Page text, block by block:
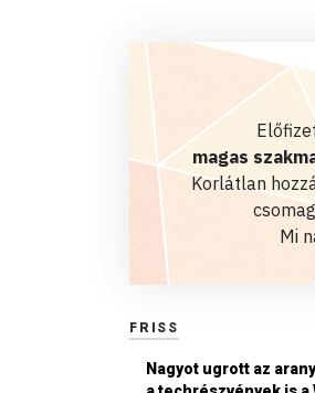
magas
Korlátlan
Mi
FRISS
Nagyot ugrott az